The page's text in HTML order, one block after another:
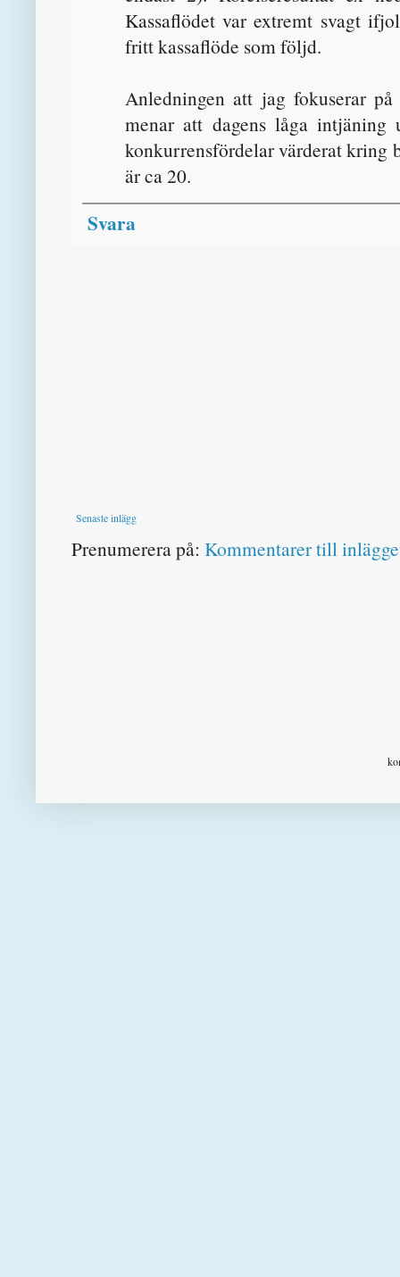
Kassaflödet var extremt svagt
fritt kassaflöde som följd.
Anledningen att jag fokuserar
menar att dagens låga intjäning
konkurrensfördelar värderat kring
är ca 20.
Svara
Senaste inlägg
Prenumerera på: Kommentarer till